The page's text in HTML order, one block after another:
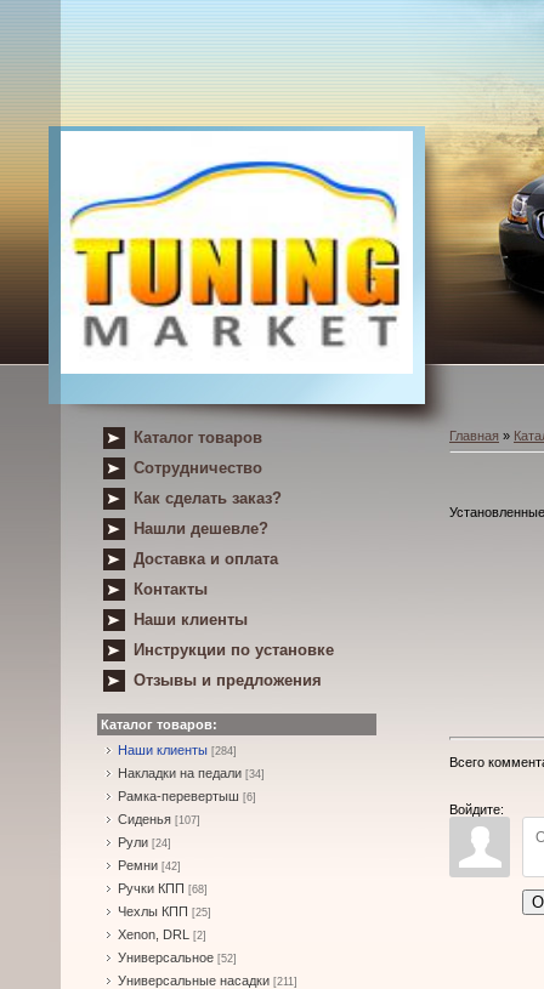
Каталог товаров
Сотрудничество
Как сделать заказ?
Нашли дешевле?
Доставка и оплата
Контакты
Наши клиенты
Инструкции по установке
Отзывы и предложения
Каталог товаров:
Наши клиенты [284]
Накладки на педали [34]
Рамка-перевертыш [6]
Сиденья [107]
Рули [24]
Ремни [42]
Ручки КПП [68]
Чехлы КПП [25]
Xenon, DRL [2]
Универсальное [52]
Универсальные насадки [211]
Главная »
Всего
Войдите: